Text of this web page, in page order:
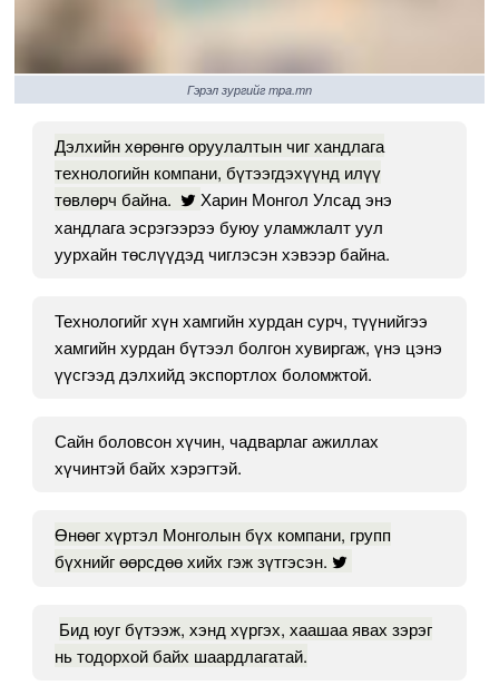
Гэрэл зургийг mpa.mn
Дэлхийн хөрөнгө оруулалтын чиг хандлага
технологийн компани, бүтээгдэхүүнд илүү
төвлөрч байна.
Харин Монгол Улсад энэ
хандлага эсрэгээрээ буюу уламжлалт уул
уурхайн төслүүдэд чиглэсэн хэвээр байна.
Технологийг хүн хамгийн хурдан сурч, түүнийгээ
хамгийн хурдан бүтээл болгон хувиргаж, үнэ цэнэ
үүсгээд дэлхийд экспортлох боломжтой.
Сайн боловсон хүчин, чадварлаг ажиллах
хүчинтэй байх хэрэгтэй.
Өнөөг хүртэл Монголын бүх компани, групп
бүхнийг өөрсдөө хийх гэж зүтгэсэн.
Бид юуг бүтээж, хэнд хүргэх, хаашаа явах зэрэг
нь тодорхой байх шаардлагатай.